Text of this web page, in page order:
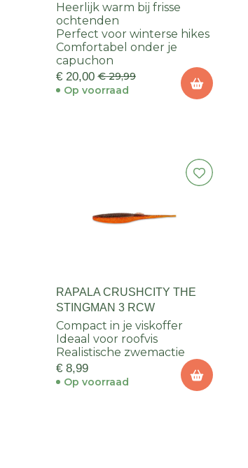
Heerlijk warm bij frisse
ochtenden
Perfect voor winterse hikes
Comfortabel onder je
capuchon
€ 20,00 € 29,99
Op voorraad
RAPALA CRUSHCITY THE
STINGMAN 3 RCW
Compact in je viskoffer
Ideaal voor roofvis
Realistische zwemactie
€ 8,99
Op voorraad